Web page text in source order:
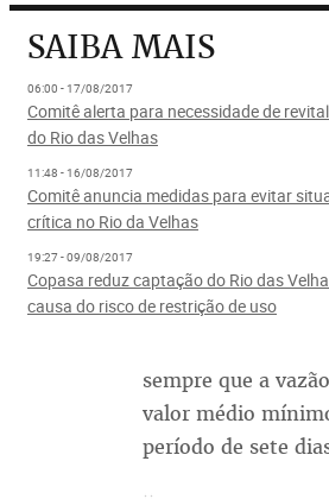
SAIBA MAIS
06:00 - 17/08/2017
Comitê alerta para necessidade de
do Rio das Velhas
11:48 - 16/08/2017
Comitê anuncia medidas para evitar
crítica no Rio da Velhas
19:27 - 09/08/2017
Copasa reduz captação do Rio das
causa do risco de restrição de uso
sempre que a
valor médio
período de sete